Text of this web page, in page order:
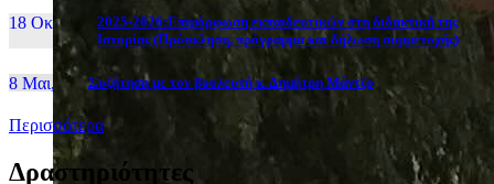
18 Οκτ, 25
2025-2026:Επιμόρφωση εκπαιδευτικών στη διδακτική της
Ιστορίας (Πρόσκληση, πρόγραμμα και δήλωση συμμετοχής)
8 Μαι, 26 Συζήτηση με τον βουλευτή κ. Δημήτρη Μάντζο
Περισσότερα
Δραστηριότητες